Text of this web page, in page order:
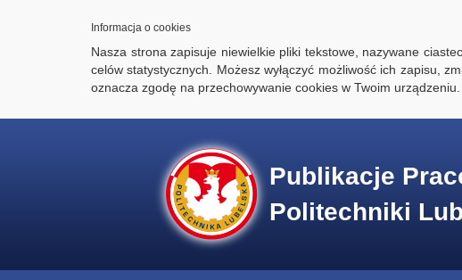
Informacja o cookies
Nasza strona zapisuje niewielkie pliki tekstowe, nazywane
celów statystycznych. Możesz wyłączyć możliwość ich zapisu,
oznacza zgodę na przechowywanie cookies w Twoim urządzeniu.
Publikacje
Politechniki